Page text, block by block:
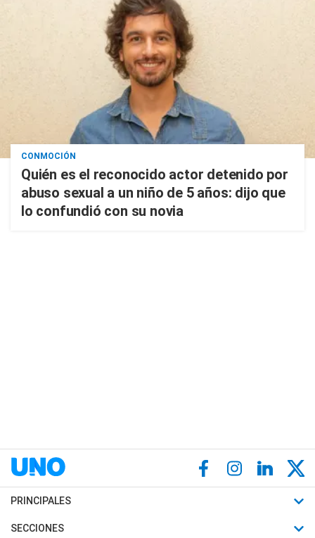
CONMOCIÓN
Quién es el reconocido actor detenido por
abuso sexual a un niño de 5 años: dijo que
lo confundió con su novia
PRINCIPALES
Últimas Noticias
SECCIONES